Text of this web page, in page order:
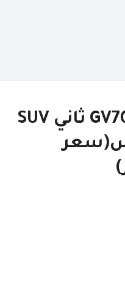
جينيسيس GV70 2022 ثاني SUV